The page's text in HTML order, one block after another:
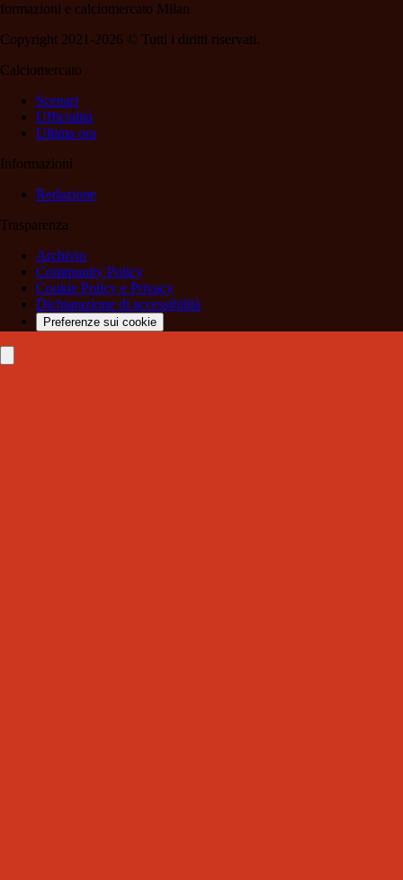
formazioni e calciomercato Milan
Copyright 2021-2026 © Tutti i diritti riservati.
Calciomercato
Scenari
Ufficialità
Ultima ora
Informazioni
Redazione
Trasparenza
Archivio
Community Policy
Cookie Policy e Privacy
Dichiarazione di accessibilità
Preferenze sui cookie